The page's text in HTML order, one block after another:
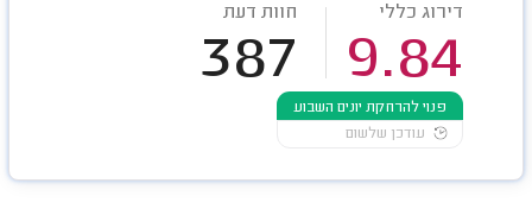
דירוג כללי
9.84
חוות דעת
387
פנוי להרחקת יונים השבוע
עודכן שלשום